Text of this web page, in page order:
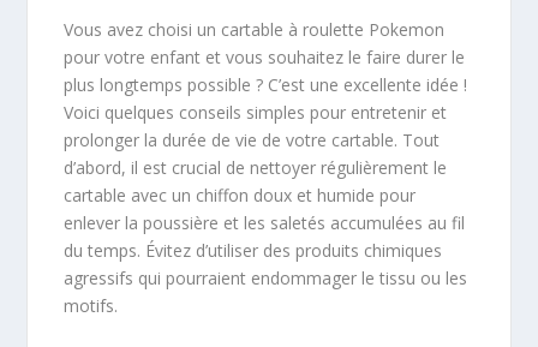
Vous avez choisi un cartable à roulette Pokemon
pour votre enfant et vous souhaitez le faire durer le
plus longtemps possible ? C’est une excellente idée !
Voici quelques conseils simples pour entretenir et
prolonger la durée de vie de votre cartable. Tout
d’abord, il est crucial de nettoyer régulièrement le
cartable avec un chiffon doux et humide pour
enlever la poussière et les saletés accumulées au fil
du temps. Évitez d’utiliser des produits chimiques
agressifs qui pourraient endommager le tissu ou les
motifs.